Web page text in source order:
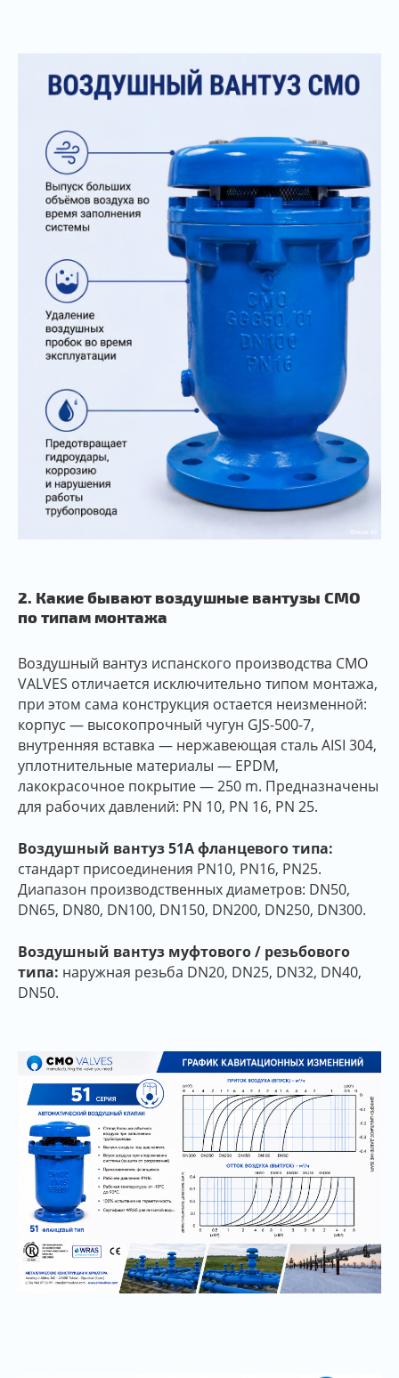
2. Какие бывают воздушные вантузы CMO
по типам монтажа
Воздушный вантуз испанского производства CMO
VALVES отличается исключительно типом монтажа,
при этом сама конструкция остается неизменной:
корпус — высокопрочный чугун GJS-500-7,
внутренняя вставка — нержавеющая сталь AISI 304,
уплотнительные материалы — EPDM,
лакокрасочное покрытие — 250 m. Предназначены
для рабочих давлений: PN 10, PN 16, PN 25.
Воздушный вантуз 51A фланцевого типа:
стандарт присоединения PN10, PN16, PN25.
Диапазон производственных диаметров: DN50,
DN65, DN80, DN100, DN150, DN200, DN250, DN300.
Воздушный вантуз муфтового / резьбового
типа: наружная резьба DN20, DN25, DN32, DN40,
DN50.